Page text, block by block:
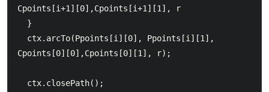
Cpoints[i+1][0],Cpoints[i+1][1], r
Cpoints[0][0],Cpoints[0][1], r);